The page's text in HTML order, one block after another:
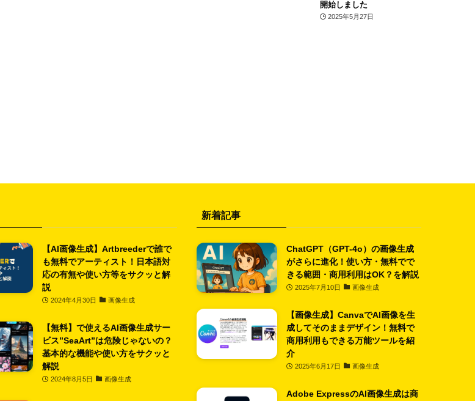
開始しました
2025年5月27日
【AI画像生成】Artbreederで誰で
も無料でアーティスト！日本語対
応の有無や使い方等をサクッと解
説
2024年4月30日 画像生成
【無料】で使えるAI画像生成サー
ビス”SeaArt”は危険じゃないの？
基本的な機能や使い方をサクッと
解説
2024年8月5日 画像生成
新着記事
ChatGPT（GPT-4o）の画像生成
がさらに進化！使い方・無料でで
きる範囲・商用利用はOK？を解説
2025年7月10日 画像生成
【画像生成】CanvaでAI画像を生
成してそのままデザイン！無料で
商用利用もできる万能ツールを紹
介
2025年6月17日 画像生成
Adobe ExpressのAI画像生成は商